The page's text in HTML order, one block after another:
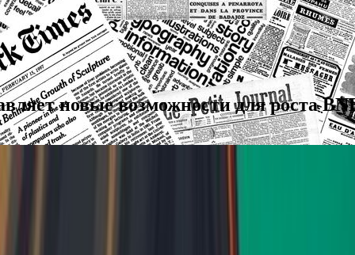
новые возможности для роста